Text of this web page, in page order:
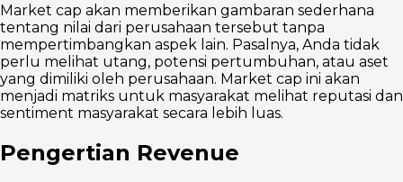
Market cap akan memberikan gambaran sederhana
tentang nilai dari perusahaan tersebut tanpa
mempertimbangkan aspek lain. Pasalnya, Anda tidak
perlu melihat utang, potensi pertumbuhan, atau aset
yang dimiliki oleh perusahaan. Market cap ini akan
menjadi matriks untuk masyarakat melihat reputasi dan
sentiment masyarakat secara lebih luas.
Pengertian Revenue